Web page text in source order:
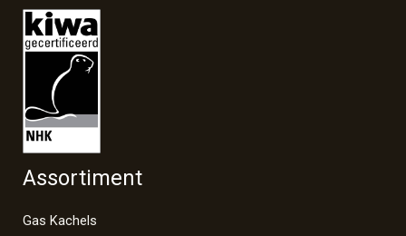
Assortiment
Gas Kachels